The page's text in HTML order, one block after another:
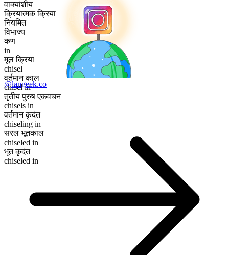
वाक्यांशीय
क्रियात्मक क्रिया
नियमित
विभाज्य
कण
in
मूल क्रिया
chisel
वर्तमान काल
chisel in
तृतीय पुरुष एकवचन
chisels in
वर्तमान कृदंत
chiseling in
सरल भूतकाल
chiseled in
भूत कृदंत
chiseled in
@langeek.co